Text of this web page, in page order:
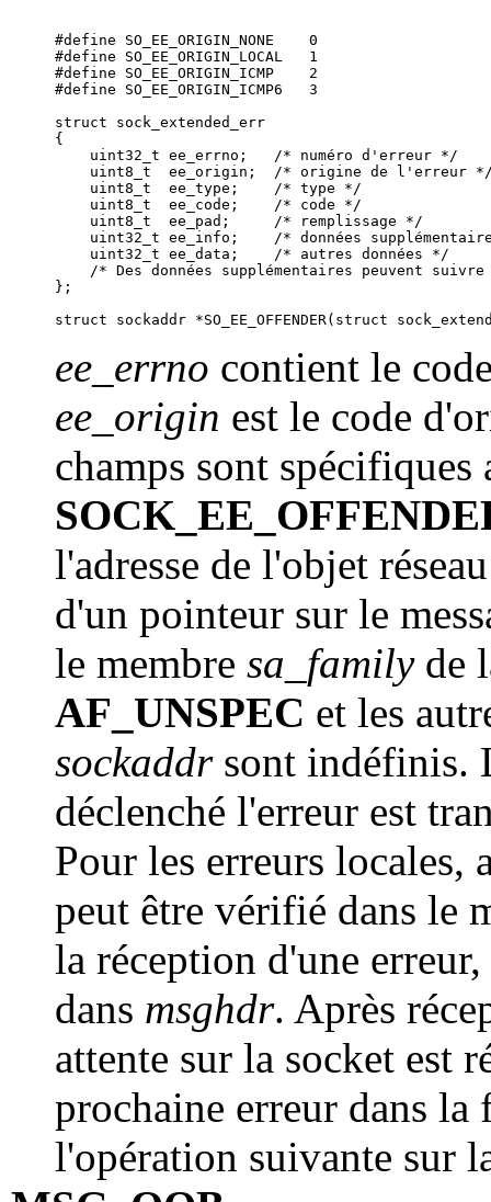
#define SO_EE_ORIGIN_NONE    0
#define SO_EE_ORIGIN_LOCAL   1
#define SO_EE_ORIGIN_ICMP    2
#define SO_EE_ORIGIN_ICMP6   3
struct sock_extended_err
{
    uint32_t ee_errno;   /* numéro d'erreur */
uint8_t  ee_origin;  /* origine de l'erreur
    uint8_t  ee_type;    /* type */
    uint8_t  ee_code;    /* code */
    uint8_t  ee_pad;     /* remplissage */
uint32_t ee_info;    /* données
    uint32_t ee_data;    /* autres données */
/* Des données supplémentaires peuvent suivre
};
ee_errno contient le
ee_origin est le code
champs sont
l'adresse de l'objet
d'un pointeur sur le
le membre sa_familyde
AF_UNSPEC et les
sockaddrsont indéfinis.
déclenché l'erreur est
Pour les erreurs locales,
peut être vérifié dans le
la réception d'une erreur,
dans msghdr. Après
attente sur la socket est
prochaine erreur dans la
l'opération suivante sur